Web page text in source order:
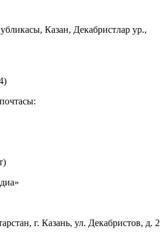
Казан, Декабристлар ур.,
г. Казань, ул. Декабристов, д. 2